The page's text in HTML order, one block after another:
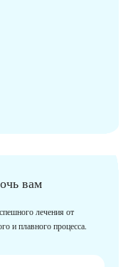
вам
лечения от
и плавного процесса.